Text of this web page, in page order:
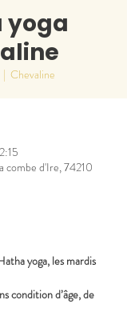
yoga
|
Chevaline
combe d'Ire, 74210
yoga, les mardis
condition d’âge, de